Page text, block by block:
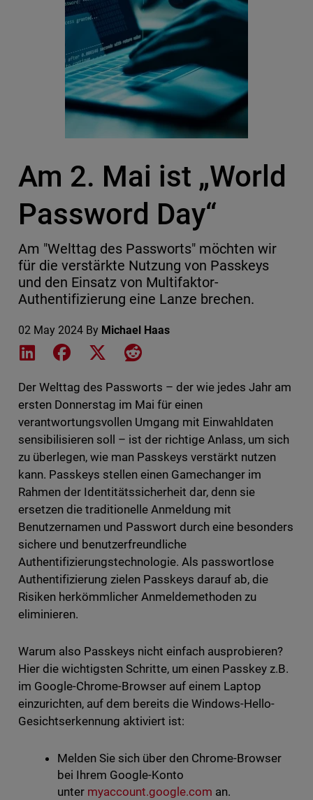
Am 2. Mai ist „World
Password Day“
Am "Welttag des Passworts" möchten wir
für die verstärkte Nutzung von Passkeys
und den Einsatz von Multifaktor-
Authentifizierung eine Lanze brechen.
02 May 2024 By Michael Haas
Share on LinkedIn
Share on Facebook
Share on XShare on Reddit
Der Welttag des Passworts – der wie jedes Jahr am
ersten Donnerstag im Mai für einen
verantwortungsvollen Umgang mit Einwahldaten
sensibilisieren soll – ist der richtige Anlass, um sich
zu überlegen, wie man Passkeys verstärkt nutzen
kann. Passkeys stellen einen Gamechanger im
Rahmen der Identitätssicherheit dar, denn sie
ersetzen die traditionelle Anmeldung mit
Benutzernamen und Passwort durch eine besonders
sichere und benutzerfreundliche
Authentifizierungstechnologie. Als passwortlose
Authentifizierung zielen Passkeys darauf ab, die
Risiken herkömmlicher Anmeldemethoden zu
eliminieren.
Warum also Passkeys nicht einfach ausprobieren?
Hier die wichtigsten Schritte, um einen Passkey z.B.
im Google-Chrome-Browser auf einem Laptop
einzurichten, auf dem bereits die Windows-Hello-
Gesichtserkennung aktiviert ist:
Melden Sie sich über den Chrome-Browser
bei Ihrem Google-Konto
unter myaccount.google.com an.